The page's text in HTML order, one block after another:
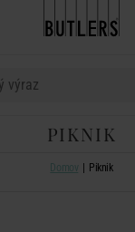
PIKNIK
Domov Piknik